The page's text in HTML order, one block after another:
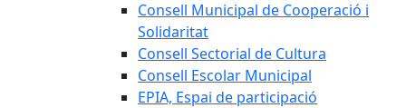
Consell Municipal de Cooperació i
Solidaritat
Consell Sectorial de Cultura
Consell Escolar Municipal
EPIA, Espai de participació